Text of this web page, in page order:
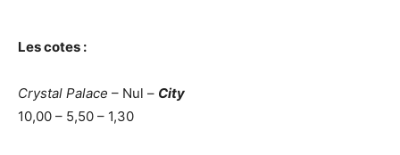
Les cotes :
Crystal Palace – Nul – City
10,00 – 5,50 – 1,30